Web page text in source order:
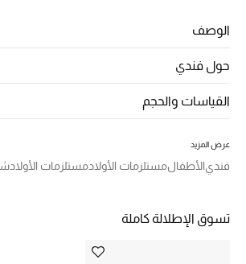
المجوهرات
نسوقوا أحدث ما وصلنا
الوصف
حول فندي
القياسات والحجم
عرض المزيد
فنديالأطفالمستلزمات الأولادمستلزمات الأولاد
تسوق الإطلالة كاملة